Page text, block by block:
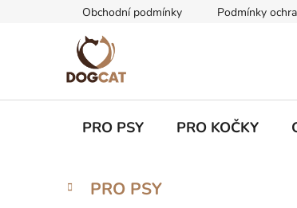
Obchodní podmínky Podmínky
PRO PSY PRO KOČKY
PPřeskočit
kategorie
K
a
PRO PSY